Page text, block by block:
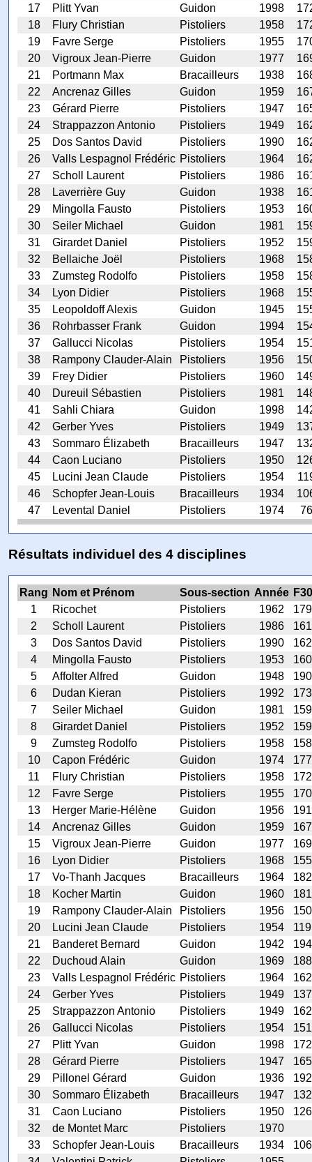
17
Plitt Yvan Guidon 1998
18
Flury Christian Pistoliers 1958
19
Favre Serge Pistoliers 1955
20
Vigroux Jean-Pierre Guidon 1977
21
Portmann Max Bracailleurs 1938
22
Ancrenaz Gilles Guidon 1959
23
Gérard Pierre Pistoliers 1947
24
Strappazzon Antonio Pistoliers 1949
25
Dos Santos David Pistoliers 1990
26
Valls Lespagnol Frédéric Pistoliers 1964
27
Scholl Laurent Pistoliers 1986
28
Laverrière Guy Guidon 1938
29
Mingolla Fausto Pistoliers 1953
30
Seiler Michael Guidon 1981
31
Girardet Daniel Pistoliers 1952
32
Bellaiche Joël Pistoliers 1968
33
Zumsteg Rodolfo Pistoliers 1958
34
Lyon Didier Pistoliers 1968
35
Leopoldoff Alexis Guidon 1945
36
Rohrbasser Frank Guidon 1994
37
Gallucci Nicolas Pistoliers 1954
38
Rampony Clauder-Alain Pistoliers 1956
39
Frey Didier Pistoliers 1960
40
Dureuil Sébastien Pistoliers 1981
41
Sahli Chiara Guidon 1998
42
Gerber Yves Pistoliers 1949
43
Sommaro Élizabeth Bracailleurs 1947
44
Caon Luciano Pistoliers 1950
45
Lucini Jean Claude Pistoliers 1954
46
Schopfer Jean-Louis Bracailleurs 1934
47
Levental Daniel Pistoliers 1974 76
Résultats individuel des 4 disciplines
Rang Nom et Prénom Sous-section Année
1
Ricochet Pistoliers 1962
179
2
Scholl Laurent Pistoliers 1986
161
3
Dos Santos David Pistoliers 1990
162
4
Mingolla Fausto Pistoliers 1953
160
5
Affolter Alfred Guidon 1948
190
6
Dudan Kieran Pistoliers 1992
173
7
Seiler Michael Guidon 1981
159
8
Girardet Daniel Pistoliers 1952
159
9
Zumsteg Rodolfo Pistoliers 1958
158
10
Capon Frédéric Guidon 1974
177
11
Flury Christian Pistoliers 1958
172
12
Favre Serge Pistoliers 1955
170
13
Herger Marie-Hélène Guidon 1956
191
14
Ancrenaz Gilles Guidon 1959
167
15
Vigroux Jean-Pierre Guidon 1977
169
16
Lyon Didier Pistoliers 1968
155
17
Vo-Thanh Jacques Bracailleurs 1964
182
18
Kocher Martin Guidon 1960
181
19
Rampony Clauder-Alain Pistoliers 1956
150
20
Lucini Jean Claude Pistoliers 1954
119
21
Banderet Bernard Guidon 1942
194
22
Duchoud Alain Guidon 1969
188
23
Valls Lespagnol Frédéric Pistoliers 1964
162
24
Gerber Yves Pistoliers 1949
137
25
Strappazzon Antonio Pistoliers 1949
162
26
Gallucci Nicolas Pistoliers 1954
151
27
Plitt Yvan Guidon 1998
172
28
Gérard Pierre Pistoliers 1947
165
29
Pillonel Gérard Guidon 1936
192
30
Sommaro Élizabeth Bracailleurs 1947
132
31
Caon Luciano Pistoliers 1950
126
32
de Montet Marc Pistoliers
1970
33
Schopfer Jean-Louis Bracailleurs 1934
106